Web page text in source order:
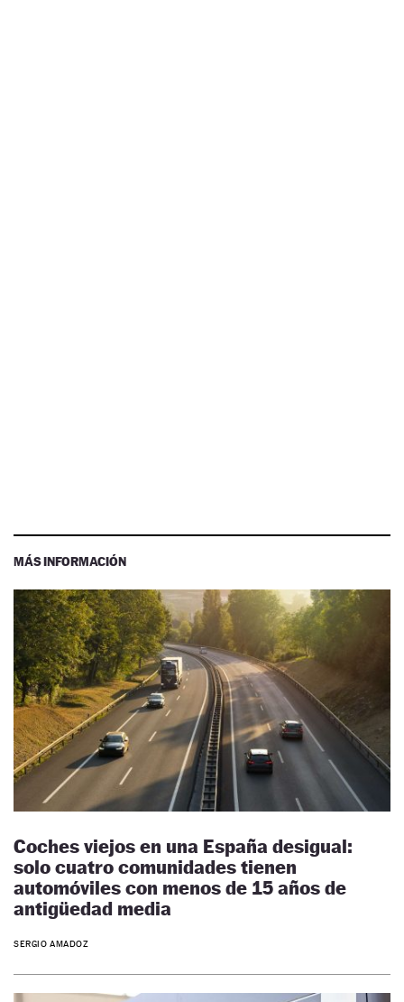
MÁS INFORMACIÓN
Coches viejos en una España desigual:
solo cuatro comunidades tienen
automóviles con menos de 15 años de
antigüedad media
SERGIO AMADOZ